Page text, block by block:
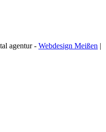
agentur - Webdesign Meißen |